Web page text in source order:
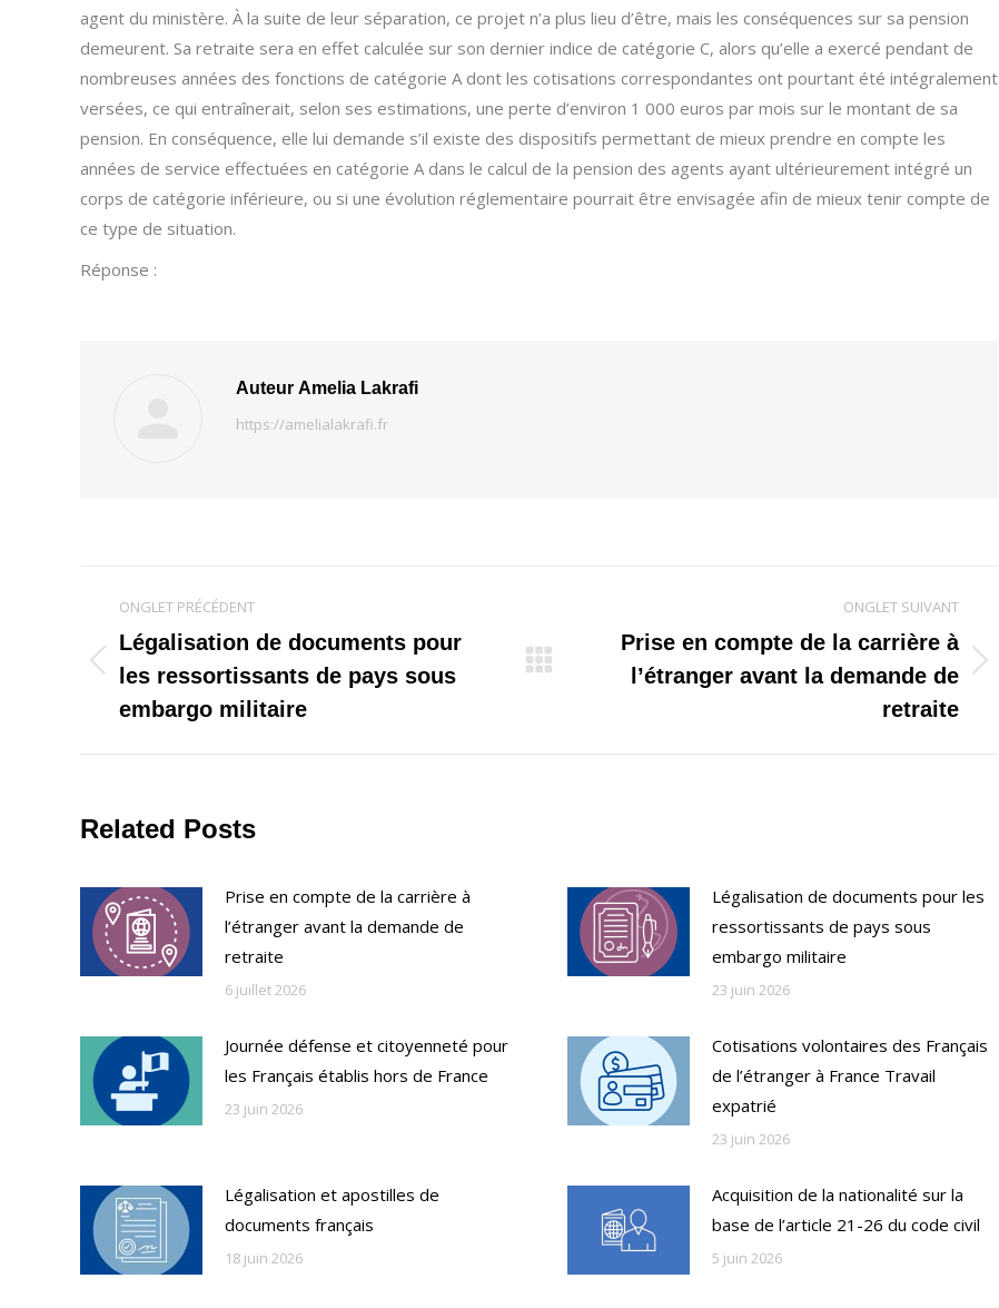
agent du ministère. À la suite de leur séparation, ce projet n’a plus lieu d’être, mais les conséquences sur sa pension
demeurent. Sa retraite sera en effet calculée sur son dernier indice de catégorie C, alors qu’elle a exercé pendant de
nombreuses années des fonctions de catégorie A dont les cotisations correspondantes ont pourtant été intégralement
versées, ce qui entraînerait, selon ses estimations, une perte d’environ 1 000 euros par mois sur le montant de sa
pension. En conséquence, elle lui demande s’il existe des dispositifs permettant de mieux prendre en compte les
années de service effectuées en catégorie A dans le calcul de la pension des agents ayant ultérieurement intégré un
corps de catégorie inférieure, ou si une évolution réglementaire pourrait être envisagée afin de mieux tenir compte de
ce type de situation.
Réponse :
Auteur Amelia Lakrafi
https://amelialakrafi.fr
Navigation
de
commentaire
ONGLET PRÉCÉDENT
Onglet
précédent
Légalisation de documents pour
les ressortissants de pays sous
embargo militaire
ONGLET SUIVANT
Onglet
Prise en compte de la carrière à
l’étranger avant la demande de
retraite
Related Posts
Prise en compte de la carrière à
l’étranger avant la demande de
retraite
6 juillet 2026
Légalisation de documents pour les
ressortissants de pays sous
embargo militaire
23 juin 2026
Journée défense et citoyenneté pour
les Français établis hors de France
23 juin 2026
Cotisations volontaires des Français
de l’étranger à France Travail
expatrié
23 juin 2026
Légalisation et apostilles de
documents français
18 juin 2026
Acquisition de la nationalité sur la
base de l’article 21-26 du code civil
5 juin 2026